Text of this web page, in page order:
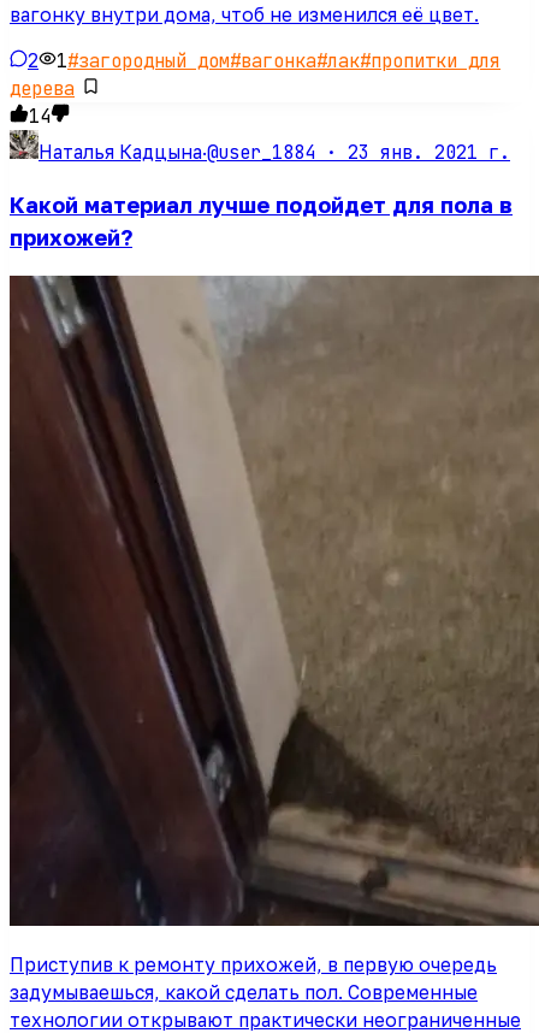
вагонку внутри дома, чтоб не изменился её цвет.
2 1#загородный дом#вагонка#лак#пропитки для
дерева
14
Наталья Кадцына·@user_1884 · 23 янв. 2021 г.
Какой материал лучше подойдет для пола в
прихожей?
Приступив к ремонту прихожей, в первую очередь
задумываешься, какой сделать пол. Современные
технологии открывают практически неограниченные